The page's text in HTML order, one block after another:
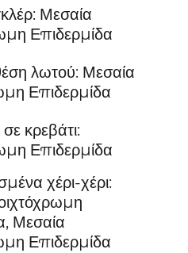
Μεσαία
Επιδερμίδα
λωτού: Μεσαία
Επιδερμίδα
κρεβάτι:
Επιδερμίδα
χέρι-χέρι:
Μεσαία
Επιδερμίδα